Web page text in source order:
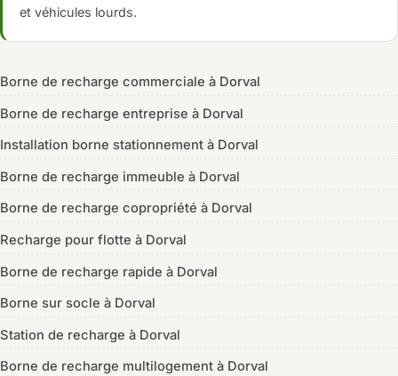
et véhicules lourds.
Borne de recharge commerciale à Dorval
Borne de recharge entreprise à Dorval
Installation borne stationnement à Dorval
Borne de recharge immeuble à Dorval
Borne de recharge copropriété à Dorval
Recharge pour flotte à Dorval
Borne de recharge rapide à Dorval
Borne sur socle à Dorval
Station de recharge à Dorval
Borne de recharge multilogement à Dorval